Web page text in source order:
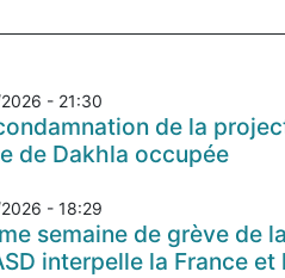
- 21:30
de la
de Dakhla occupée
- 18:29
semaine de grève de
interpelle la France